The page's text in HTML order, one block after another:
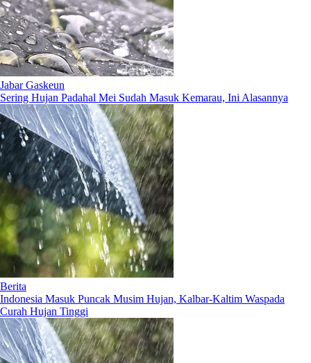
Jabar Gaskeun
Sering Hujan Padahal Mei Sudah Masuk Kemarau, Ini Alasannya
Berita
Indonesia Masuk Puncak Musim Hujan, Kalbar-Kaltim Waspada
Curah Hujan Tinggi